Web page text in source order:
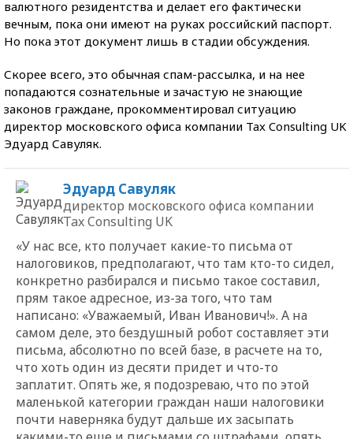
валютного резидентства и делает его фактически
вечным, пока они имеют на руках российский паспорт.
Но пока этот документ лишь в стадии обсуждения.
Скорее всего, это обычная спам-рассылка, и на нее
попадаются сознательные и зачастую не знающие
законов граждане, прокомментировал ситуацию
директор московского офиса компании Tax Consulting UK
Эдуард Савуляк.
Эдуард Савуляк
директор московского офиса компании
Tax Consulting UK
«У нас все, кто получает какие-то письма от
налоговиков, предполагают, что там кто-то сидел,
конкретно разбирался и письмо такое составил,
прям такое адресное, из-за того, что там
написано: «Уважаемый, Иван Иванович!». А на
самом деле, это бездушный робот составляет эти
письма, абсолютно по всей базе, в расчете на то,
что хоть один из десяти придет и что-то
заплатит. Опять же, я подозреваю, что по этой
маленькой категории граждан наши налоговики
почти наверняка будут дальше их засыпать